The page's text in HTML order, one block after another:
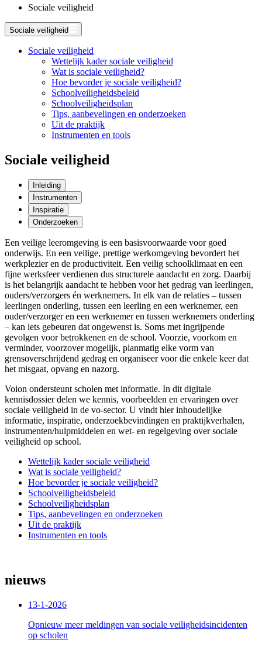
Sociale veiligheid
Sociale veiligheid
Sociale veiligheid
Wettelijk kader sociale veiligheid
Wat is sociale veiligheid?
Hoe bevorder je sociale veiligheid?
Schoolveiligheidsbeleid
Schoolveiligheidsplan
Tips, aanbevelingen en onderzoeken
Uit de praktijk
Instrumenten en tools
Sociale veiligheid
Inleiding
Instrumenten
Inspiratie
Onderzoeken
Een veilige leeromgeving is een basisvoorwaarde voor goed
onderwijs. En een veilige, prettige werkomgeving bevordert het
werkplezier en de productiviteit. Een veilig schoolklimaat en een
fijne werksfeer verdienen dus structurele aandacht en zorg. Daarbij
is het belangrijk aandacht te hebben voor het gedrag van leerlingen,
ouders/verzorgers én werknemers. In elk van de relaties – tussen
leerlingen onderling, tussen een leerling en een werknemer, een
ouder/verzorger en een werknemer en tussen werknemers onderling
– kan iets gebeuren dat ongewenst is. Soms met ingrijpende
gevolgen voor betrokkenen en de school. Voorzie, voorkom en
verminder, voorzover mogelijk, planmatig elke vorm van
grensoverschrijdend gedrag en organiseer voor die enkele keer dat
het misgaat, opvang en nazorg.
Voion ondersteunt scholen met informatie. In dit digitale
kennisdossier delen we kennis, voorbeelden en ervaringen over
sociale veiligheid in de vo-sector. U vindt hier inhoudelijke
informatie, inspiratie, onderzoekbevindingen en praktijkverhalen,
instrumenten/hulpmiddelen en wet- en regelgeving over sociale
veiligheid op school.
Wettelijk kader sociale veiligheid
Wat is sociale veiligheid?
Hoe bevorder je sociale veiligheid?
Schoolveiligheidsbeleid
Schoolveiligheidsplan
Tips, aanbevelingen en onderzoeken
Uit de praktijk
Instrumenten en tools
nieuws
13-1-2026
Opnieuw meer meldingen van sociale veiligheidsincidenten
op scholen